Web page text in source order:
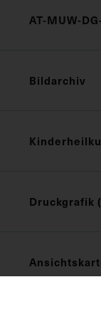
AT-MUW-
Bildarchiv
Druckgrafik